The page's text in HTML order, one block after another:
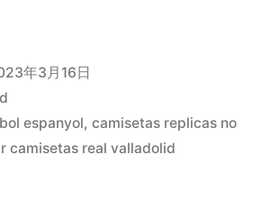
年3月16日
espanyol, camisetas replicas no
camisetas real valladolid